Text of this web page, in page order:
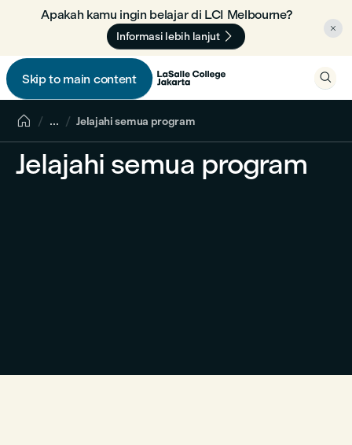
Apakah kamu ingin belajar di LCI Melbourne? 🇦🇺
Informasi lebih lanjut 

Skip to main content
 
 ... Jelajahi semua program
Jelajahi semua program